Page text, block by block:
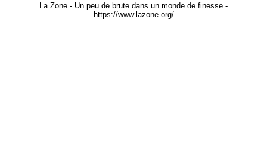
La Zone - Un peu de brute dans un monde de finesse -
https://www.lazone.org/